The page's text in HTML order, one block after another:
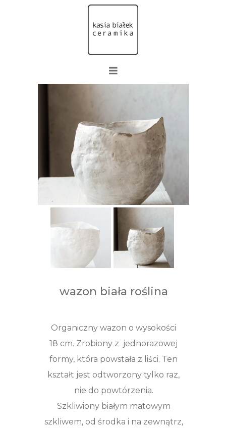
wazon biała roślina
Organiczny wazon o wysokości
18 cm. Zrobiony z jednorazowej
formy, która powstała z liści. Ten
kształt jest odtworzony tylko raz,
nie do powtórzenia.
Szkliwiony białym matowym
szkliwem, od środka i na zewnątrz,